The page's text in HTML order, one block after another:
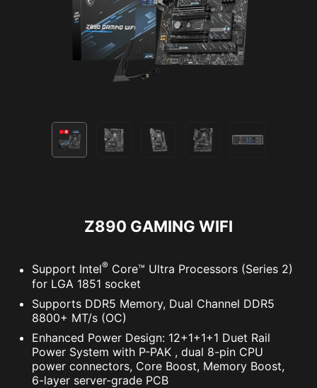
Z890 GAMING WIFI
Support Intel® Core™ Ultra Processors (Series 2)
for LGA 1851 socket
Supports DDR5 Memory, Dual Channel DDR5
8800+ MT/s (OC)
Enhanced Power Design: 12+1+1+1 Duet Rail
Power System with P-PAK , dual 8-pin CPU
power connectors, Core Boost, Memory Boost,
6-layer server-grade PCB